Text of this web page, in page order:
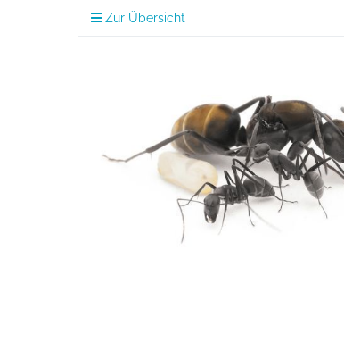
Zur Übersicht